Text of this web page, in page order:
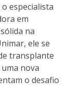
o especialista
em
na
ele se
transplante
uma nova
o desafio